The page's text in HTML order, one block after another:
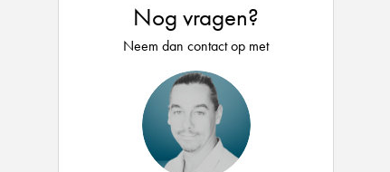
Nog vragen?
Neem dan contact op met